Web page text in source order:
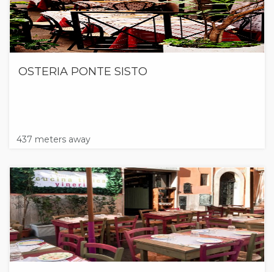
OSTERIA PONTE SISTO
437 meters away